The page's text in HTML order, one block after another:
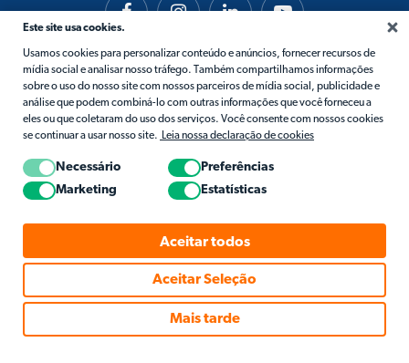
Este site usa cookies.
Usamos cookies para personalizar conteúdo e anúncios, fornecer recursos de
mídia social e analisar nosso tráfego. Também compartilhamos informações
sobre o uso do nosso site com nossos parceiros de mídia social, publicidade e
análise que podem combiná-lo com outras informações que você forneceu a
eles ou que coletaram do uso dos serviços. Você consente com nossos cookies
se continuar a usar nosso site. Leia nossa declaração de cookies
Necessário
Preferências
Marketing
Estatísticas
Aceitar todos
Aceitar Seleção
Mais tarde
© 2026 Matific. Todos os Direitos Reservados.
Privacidade Termos Política De Cookies